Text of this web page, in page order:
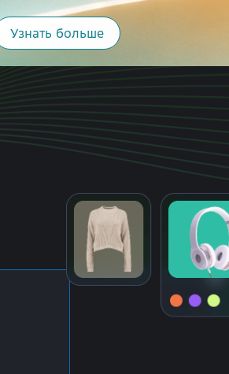
Узнать больше